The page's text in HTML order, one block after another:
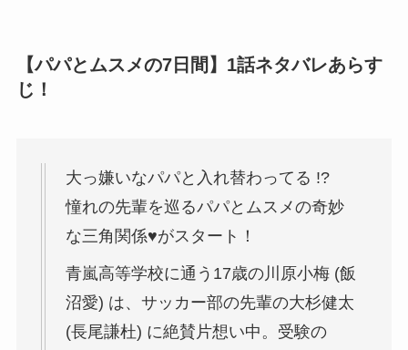
【パパとムスメの7日間】1話ネタバレあらす
じ！
大っ嫌いなパパと入れ替わってる !?
憧れの先輩を巡るパパとムスメの奇妙
な三角関係♥がスタート！
青嵐高等学校に通う17歳の川原小梅 (飯
沼愛) は、サッカー部の先輩の大杉健太
(長尾謙杜) に絶賛片想い中。受験の